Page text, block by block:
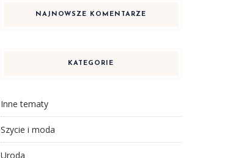
NAJNOWSZE KOMENTARZE
KATEGORIE
Inne tematy
Szycie i moda
Uroda